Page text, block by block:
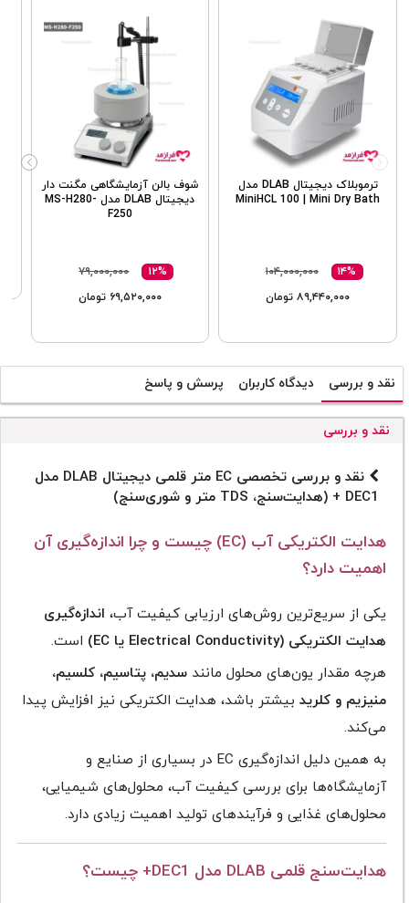
ترموبلاک دیجیتال DLAB مدل
MiniHCL 100 | Mini Dry Bath
۱۴%
۱۰۴,۰۰۰,۰۰۰
۸۹,۴۴۰,۰۰۰ تومان
شوف بالن آزمایشگاهی مگنت دار
دیجیتال DLAB مدل MS-H280-
F250
۱۲%
۷۹,۰۰۰,۰۰۰
۶۹,۵۲۰,۰۰۰ تومان
نقد و بررسی دیدگاه کاربران پرسش و پاسخ
نقد و بررسی
نقد و بررسی تخصصی EC متر قلمی دیجیتال DLAB مدل
DEC1 + (هدایت‌سنج، TDS متر و شوری‌سنج)
هدایت الکتریکی آب (EC) چیست و چرا اندازه‌گیری آن
اهمیت دارد؟
یکی از سریع‌ترین روش‌های ارزیابی کیفیت آب، اندازه‌گیری
هدایت الکتریکی (Electrical Conductivity یا EC)
است.
هرچه مقدار یون‌های محلول مانندسدیم، پتاسیم، کلسیم،
منیزیم و کلرید بیشتر باشد، هدایت الکتریکی نیز افزایش پیدا
می‌کند.
به همین دلیل اندازه‌گیری EC در بسیاری از صنایع و
آزمایشگاه‌ها برای بررسی کیفیت آب، محلول‌های شیمیایی،
محلول‌های غذایی و فرآیندهای تولید اهمیت زیادی دارد.
هدایت‌سنج قلمی DLAB مدل DEC1+ چیست؟